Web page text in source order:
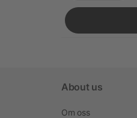
About us
Om oss